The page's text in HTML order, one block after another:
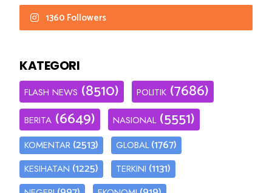
1360 Followers
KATEGORI
FLASH NEWS (8510) POLITIK (7686)
BERITA (6649) NASIONAL (5551)
KOMENTAR (2513) GLOBAL (1767)
KESIHATAN (1225) TERKINI (1131)